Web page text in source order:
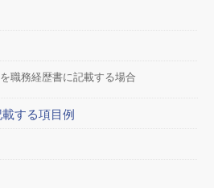
職務経歴書に記載する場合
する項目例